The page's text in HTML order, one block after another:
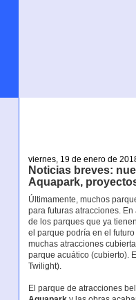
viernes, 19 de enero de
Noticias breves:
Aquapark,
Últimamente, muchos
para futuras atracciones.
de los parques que ya
el parque podría en el
muchas atracciones
parque acuático (cubierto).
Twilight).
El parque de atracciones